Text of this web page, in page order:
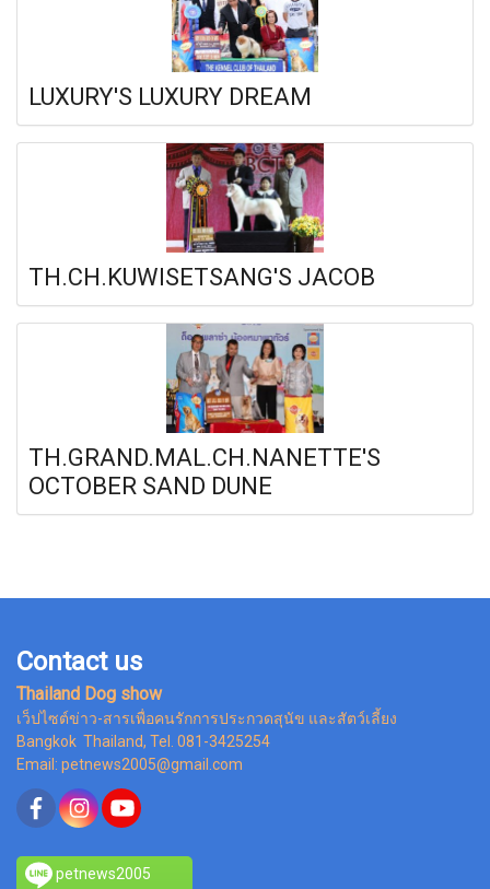
LUXURY'S LUXURY DREAM
TH.CH.KUWISETSANG'S JACOB
TH.GRAND.MAL.CH.NANETTE'S
OCTOBER SAND DUNE
Contact us
Thailand Dog show
เว็ปไซต์ข่าว-สารเพื่อคนรักการประกวดสุนัข และสัตว์เลี้ยง
Bangkok Thailand, Tel. 081-3425254
Email: petnews2005@gmail.com
petnews2005